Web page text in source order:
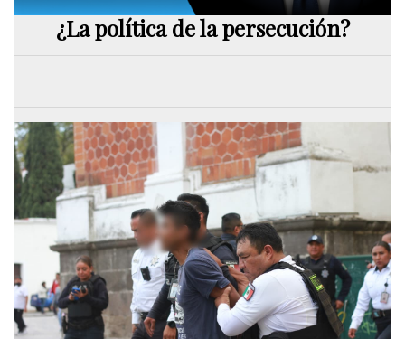
¿La política de la persecución?